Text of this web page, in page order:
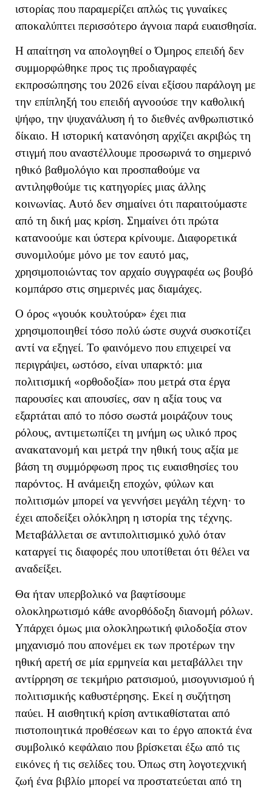
ιστορίας που παραμερίζει απλώς τις γυναίκες
αποκαλύπτει περισσότερο άγνοια παρά ευαισθησία.
Η απαίτηση να απολογηθεί ο Όμηρος επειδή δεν
συμμορφώθηκε προς τις προδιαγραφές
εκπροσώπησης του 2026 είναι εξίσου παράλογη με
την επίπληξή του επειδή αγνοούσε την καθολική
ψήφο, την ψυχανάλυση ή το διεθνές ανθρωπιστικό
δίκαιο. Η ιστορική κατανόηση αρχίζει ακριβώς τη
στιγμή που αναστέλλουμε προσωρινά το σημερινό
ηθικό βαθμολόγιο και προσπαθούμε να
αντιληφθούμε τις κατηγορίες μιας άλλης
κοινωνίας. Αυτό δεν σημαίνει ότι παραιτούμαστε
από τη δική μας κρίση. Σημαίνει ότι πρώτα
κατανοούμε και ύστερα κρίνουμε. Διαφορετικά
συνομιλούμε μόνο με τον εαυτό μας,
χρησιμοποιώντας τον αρχαίο συγγραφέα ως βουβό
κομπάρσο στις σημερινές μας διαμάχες.
Ο όρος «γουόκ κουλτούρα» έχει πια
χρησιμοποιηθεί τόσο πολύ ώστε συχνά συσκοτίζει
αντί να εξηγεί. Το φαινόμενο που επιχειρεί να
περιγράψει, ωστόσο, είναι υπαρκτό: μια
πολιτισμική «ορθοδοξία» που μετρά στα έργα
παρουσίες και απουσίες, σαν η αξία τους να
εξαρτάται από το πόσο σωστά μοιράζουν τους
ρόλους, αντιμετωπίζει τη μνήμη ως υλικό προς
ανακατανομή και μετρά την ηθική τους αξία με
βάση τη συμμόρφωση προς τις ευαισθησίες του
παρόντος. Η ανάμειξη εποχών, φύλων και
πολιτισμών μπορεί να γεννήσει μεγάλη τέχνη· το
έχει αποδείξει ολόκληρη η ιστορία της τέχνης.
Μεταβάλλεται σε αντιπολιτισμικό χυλό όταν
καταργεί τις διαφορές που υποτίθεται ότι θέλει να
αναδείξει.
Θα ήταν υπερβολικό να βαφτίσουμε
ολοκληρωτισμό κάθε ανορθόδοξη διανομή ρόλων.
Υπάρχει όμως μια ολοκληρωτική φιλοδοξία στον
μηχανισμό που απονέμει εκ των προτέρων την
ηθική αρετή σε μία ερμηνεία και μεταβάλλει την
αντίρρηση σε τεκμήριο ρατσισμού, μισογυνισμού ή
πολιτισμικής καθυστέρησης. Εκεί η συζήτηση
παύει. Η αισθητική κρίση αντικαθίσταται από
πιστοποιητικά προθέσεων και το έργο αποκτά ένα
συμβολικό κεφάλαιο που βρίσκεται έξω από τις
εικόνες ή τις σελίδες του. Όπως στη λογοτεχνική
ζωή ένα βιβλίο μπορεί να προστατεύεται από τη